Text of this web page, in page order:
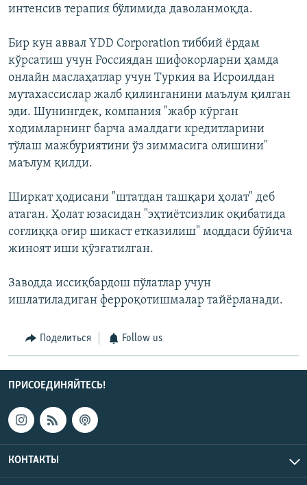
интенсив терапия бўлимида даволанмоқда.
Бир кун аввал YDD Corporation тиббий ёрдам
кўрсатиш учун Россиядан шифокорларни ҳамда
онлайн маслаҳатлар учун Туркия ва Исроилдан
мутахассислар жалб қилинганини маълум қилган
эди. Шунингдек, компания "жабр кўрган
ходимларнинг барча амалдаги кредитларини
тўлаш мажбуриятини ўз зиммасига олишини"
маълум қилди.
Ширкат ҳодисани "штатдан ташқари ҳолат" деб
атаган. Ҳолат юзасидан "эҳтиётсизлик оқибатида
соғлиққа оғир шикаст етказилиш" моддаси бўйича
жиноят иши қўзғатилган.
Заводда иссиқбардош пўлатлар учун
ишлатиладиган ферроқотишмалар тайёрланади.
Поделиться Follow us
ПРИСОЕДИНЯЙТЕСЬ!
КОНТАКТЫ